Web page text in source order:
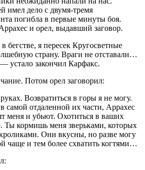
имел дело с двумя-тремя
погибла в первые минуты боя.
и орел, выдавший заговор.
бегстве, я пересек Кругосветные
страну. Враги не отставали…
устало закончил Карфакс.
Потом орел заговорил:
Возвратиться в горы я не могу.
самой отдаленной их части, Аррахес
меня и убьют. Охотиться в ваших
Ты кормишь меня зверьками, которых
Они вкусны, но разве могу
чаще и тем более схватить когтями…